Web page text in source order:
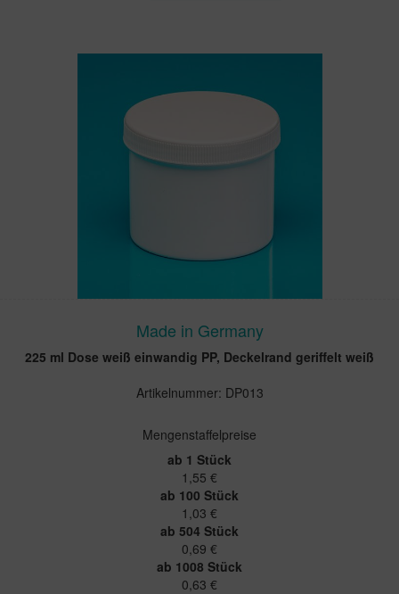
Made in Germany
225 ml Dose weiß einwandig PP, Deckelrand geriffelt weiß
Artikelnummer: DP013
Mengenstaffelpreise
ab 1 Stück
1,55 €
ab 100 Stück
1,03 €
ab 504 Stück
0,69 €
ab 1008 Stück
0,63 €